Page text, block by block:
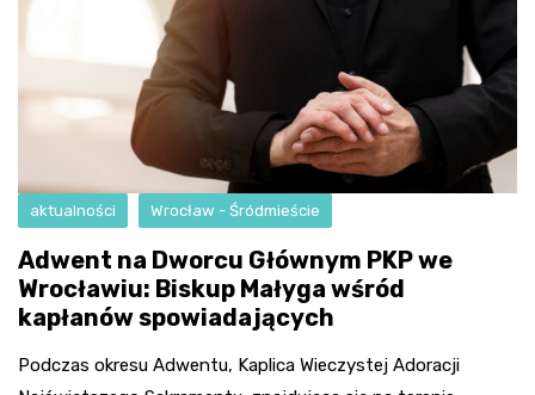
aktualności Wrocław - Śródmieście
Adwent na Dworcu Głównym PKP we
Wrocławiu: Biskup Małyga wśród
kapłanów spowiadających
Podczas okresu Adwentu, Kaplica Wieczystej Adoracji